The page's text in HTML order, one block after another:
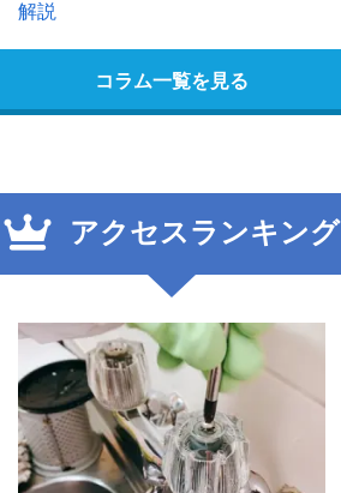
解説
コラム一覧を見る
アクセスランキング
2